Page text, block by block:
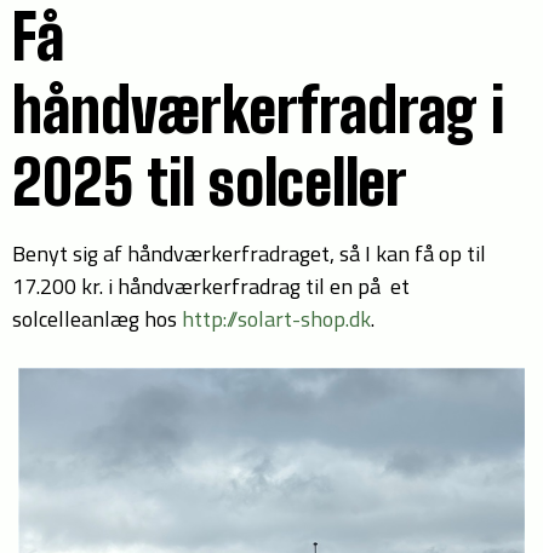
Få
håndværkerfradrag i
2025 til solceller
Benyt sig af håndværkerfradraget, så I kan få op til
17.200 kr. i håndværkerfradrag til en på et
solcelleanlæg hos http://solart-shop.dk.